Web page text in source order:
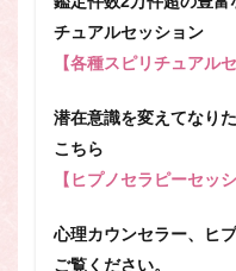
チュアルセッション
【各種スピリチュアル
潜在意識を変えてなり
こちら
【ヒプノセラピーセッシ
心理カウンセラー、ヒ
ご覧ください。